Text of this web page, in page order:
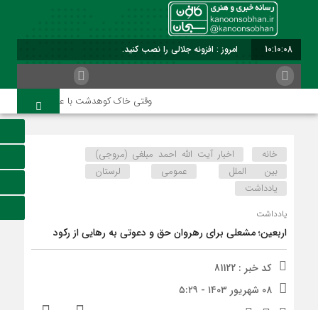
10:10:08 امروز : افزونه جلالی را نصب کنید.
وقتی خاک کوهدشت با عطر کربلا می‌آمیزد
خانه
اخبار آیت الله احمد مبلغی (مروجی)
بین الملل
عمومی
لرستان
یادداشت
یادداشت
اربعین؛ مشعلی برای رهروان حق و دعوتی به رهایی از رکود
کد خبر : 81122
۰۸ شهریور ۱۴۰۳ - ۵:۲۹